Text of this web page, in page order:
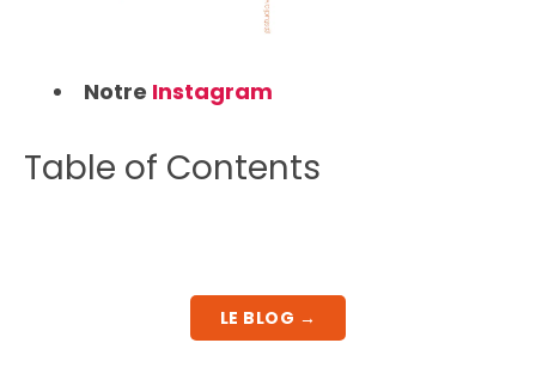
Notre Instagram
Table of Contents
LE BLOG →